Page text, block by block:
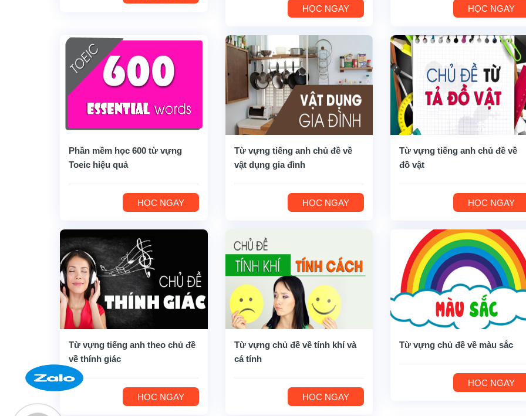
HỌC NGAY HỌC NGAY
Phần mềm học 600 từ vựng
Toeic hiệu quả
HỌC NGAY
Từ vựng tiếng anh chủ đề về
vật dụng gia đình
HỌC NGAY
Từ vựng tiếng anh chủ đề về
đồ vật
HỌC NGAY
Từ vựng tiếng anh theo chủ đề
về thính giác
HỌC NGAY
Từ vựng chủ đề về tính khí và
cá tính
HỌC NGAY
Từ vựng chủ đề về màu sắc
HỌC NGAY